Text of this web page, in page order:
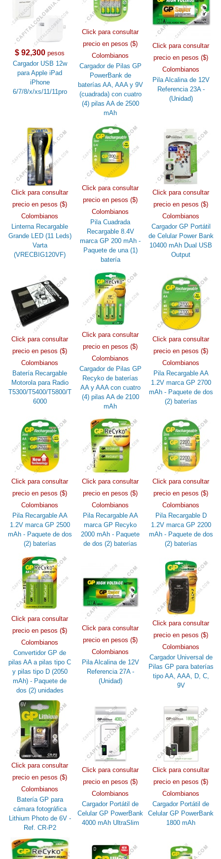
$ 92,300 pesos
Cargador USB 12w
para Apple iPad
iPhone
6/7/8/x/xs/11/11pro
Click para consultar
precio en pesos ($)
Colombianos
Cargador de Pilas GP
PowerBank de
baterías AA, AAA y 9V
(cuadrada) con cuatro
(4) pilas AA de 2500
mAh
Click para consultar
precio en pesos ($)
Colombianos
Pila Alcalina de 12V
Referencia 23A -
(Unidad)
Click para consultar
precio en pesos ($)
Colombianos
Linterna Recargable
Grande LED (11 Leds)
Varta
(VRECBIG120VF)
Click para consultar
precio en pesos ($)
Colombianos
Pila Cuadrada
Recargable 8.4V
marca GP 200 mAh -
Paquete de una (1)
batería
Click para consultar
precio en pesos ($)
Colombianos
Cargador GP Portátil
de Celular Power Bank
10400 mAh Dual USB
Output
Click para consultar
precio en pesos ($)
Colombianos
Batería Recargable
Motorola para Radio
T5300/T5400/T5800/T
6000
Click para consultar
precio en pesos ($)
Colombianos
Cargador de Pilas GP
Recyko de baterías
AA y AAA con cuatro
(4) pilas AA de 2100
mAh
Click para consultar
precio en pesos ($)
Colombianos
Pila Recargable AA
1.2V marca GP 2700
mAh - Paquete de dos
(2) baterías
Click para consultar
precio en pesos ($)
Colombianos
Pila Recargable AA
1.2V marca GP 2500
mAh - Paquete de dos
(2) baterías
Click para consultar
precio en pesos ($)
Colombianos
Pila Recargable AA
marca GP Recyko
2000 mAh - Paquete
de dos (2) baterías
Click para consultar
precio en pesos ($)
Colombianos
Pila Recargable D
1.2V marca GP 2200
mAh - Paquete de dos
(2) baterías
Click para consultar
precio en pesos ($)
Colombianos
Convertidor GP de
pilas AA a pilas tipo C
y pilas tipo D (2050
mAh) - Paquete de
dos (2) unidades
Click para consultar
precio en pesos ($)
Colombianos
Pila Alcalina de 12V
Referencia 27A -
(Unidad)
Click para consultar
precio en pesos ($)
Colombianos
Cargador Universal de
Pilas GP para baterías
tipo AA, AAA, D, C,
9V
Click para consultar
precio en pesos ($)
Colombianos
Batería GP para
cámara fotográfica
Lithium Photo de 6V -
Ref. CR-P2
Click para consultar
precio en pesos ($)
Colombianos
Cargador Portátil de
Celular GP PowerBank
4000 mAh UltraSlim
Click para consultar
precio en pesos ($)
Colombianos
Cargador Portátil de
Celular GP PowerBank
1800 mAh